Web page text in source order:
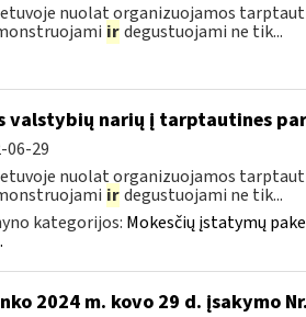
nuolat organizuojamos
ir degustuojami ne tik...
valstybių narių į tarptautines
06-29
nuolat organizuojamos
ir degustuojami ne tik...
kategorijos: Mokesčių įstatymų
2024 m. kovo 29 d. įsakymo